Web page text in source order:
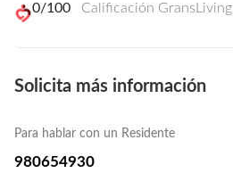
0/100 Calificación GransLiving
Solicita más información
Para hablar con un Residente
980654930